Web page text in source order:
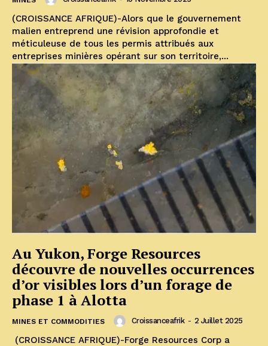
(CROISSANCE AFRIQUE)-Alors que le gouvernement
malien entreprend une révision approfondie et
méticuleuse de tous les permis attribués aux
entreprises minières opérant sur son territoire,...
Au Yukon, Forge Resources
découvre de nouvelles occurrences
d’or visibles lors d’un forage de
phase 1 à Alotta
MINES ET COMMODITIES Croissanceafrik - 2 Juillet 2025
(CROISSANCE AFRIQUE)-Forge Resources Corp a